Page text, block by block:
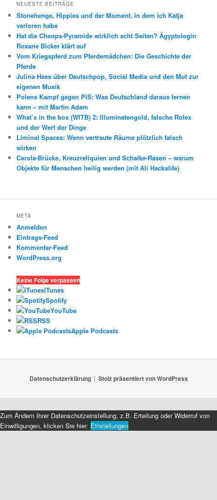
NEUESTE BEITRÄGE
Stonehenge, Hippies und der Moment, in dem ich Katja
verloren habe
Hat die Cheops-Pyramide wirklich acht Seiten? Ägyptologin
Roxane Bicker klärt auf
Vom Kriegspferd zum Pferdemädchen: Die Geschichte der
Pferde
Julina Hees über Deutschpop, Social Media und den Mut zur
eigenen Musik
Polens Kampf gegen PiS: Was Deutschland daraus lernen
kann – mit Martin Adam
What’s in the box (WITB) 2: Illuminatengold, falsche Rolex
und der Wert der Dinge
Liminal Spaces: Wenn vertraute Räume plötzlich falsch
wirken
Carola-Brücke, Kreuzreliquien und Schalke-Rasen – warum
Objekte für Menschen heilig werden (mit Ali Hackalife)
META
Anmelden
Eintrags-Feed
Kommentar-Feed
WordPress.org
Keine Folge verpassen
iTunes
Spotify
YouTube
RSS
Apple Podcasts
Datenschutzerklärung Stolz präsentiert von WordPress
Zum Ändern Ihrer Datenschutzeinstellung, z.B. Erteilung oder Widerruf von
Einwilligungen, klicken Sie hier: Einstellungen